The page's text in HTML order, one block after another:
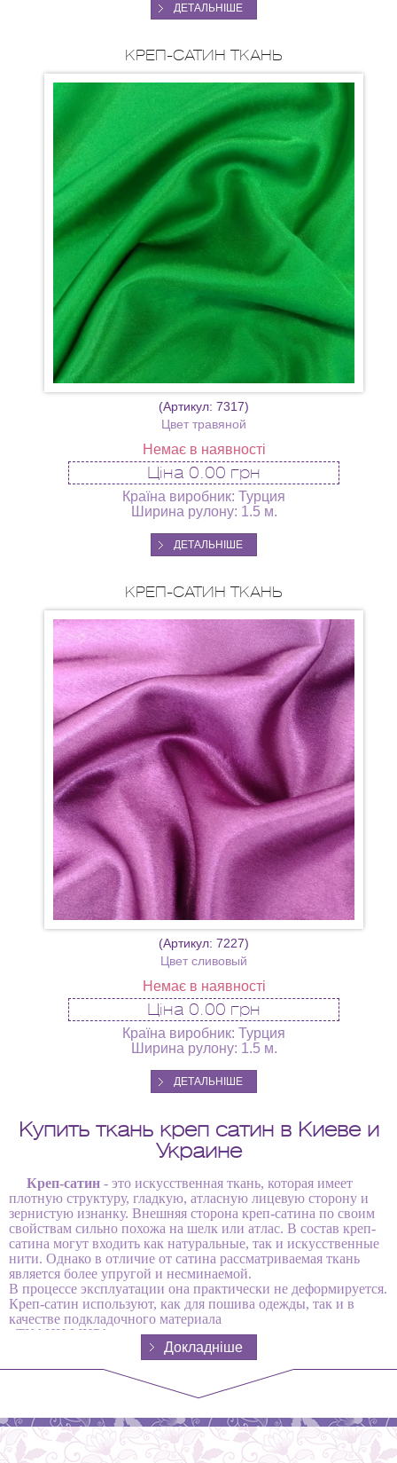
ДЕТАЛЬНІШЕ
КРЕП-САТИН ТКАНЬ
(Артикул: 7317)
Цвет травяной
Немає в наявності
Ціна 0.00 грн
Країна виробник: Турция
Ширина рулону: 1.5 м.
ДЕТАЛЬНІШЕ
КРЕП-САТИН ТКАНЬ
(Артикул: 7227)
Цвет сливовый
Немає в наявності
Ціна 0.00 грн
Країна виробник: Турция
Ширина рулону: 1.5 м.
ДЕТАЛЬНІШЕ
Купить ткань креп сатин в Киеве и
Украине
Креп-сатин - это искусственная ткань, которая имеет
плотную структуру, гладкую, атласную лицевую сторону и
зернистую изнанку. Внешняя сторона креп-сатина по своим
свойствам сильно похожа на шелк или атлас. В состав креп-
сатина могут входить как натуральные, так и искусственные
нити. Однако в отличие от сатина рассматриваемая ткань
является более упругой и несминаемой.
В процессе эксплуатации она практически не деформируется.
Креп-сатин используют, как для пошива одежды, так и в
качестве подкладочного материала
«ТКАНИ МИРА» предлагает широкую палитру цветов креп-
сатина. Желаем приятных покупок!
Докладніше